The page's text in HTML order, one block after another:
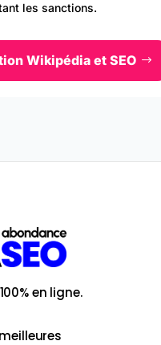
les sanctions.​
Wikipédia et SEO
en ligne.